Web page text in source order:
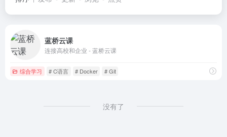
蓝桥云课
连接高校和企业 - 蓝桥云课
综合学习 # C语言 # Docker # Git
没有了